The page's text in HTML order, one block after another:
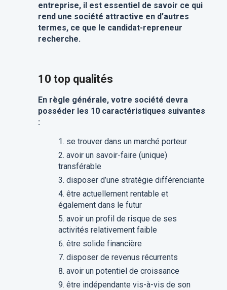
entreprise, il est essentiel de savoir ce qui
rend une société attractive en d’autres
termes, ce que le candidat-repreneur
recherche.
10 top qualités
En règle générale, votre société devra
posséder les 10 caractéristiques suivantes
:
se trouver dans un marché porteur
avoir un savoir-faire (unique)
transférable
disposer d’une stratégie différenciante
être actuellement rentable et
également dans le futur
avoir un profil de risque de ses
activités relativement faible
être solide financière
disposer de revenus récurrents
avoir un potentiel de croissance
être indépendante vis-à-vis de son